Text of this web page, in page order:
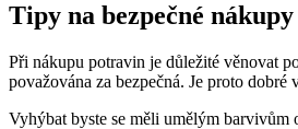
Tipy na bezpečné
Při nákupu potravin je důležité věnovat
považována za bezpečná. Je proto
Vyhýbat byste se měli umělým